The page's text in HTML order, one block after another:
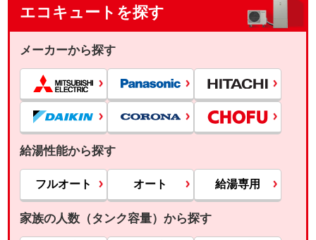
エコキュートを探す
メーカーから探す
給湯性能から探す
フルオート オート 給湯専用
家族の人数（タンク容量）から探す